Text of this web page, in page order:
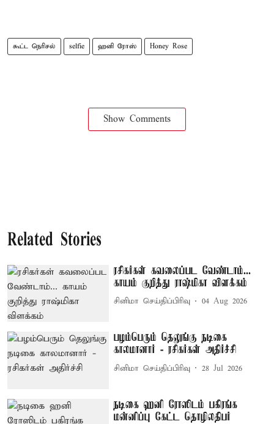
கூட்ட நெரிசல் selfie ஹனி ரோஸ் Honey Rose
Show Comments
Related Stories
ரசிகர்கள் கவலைப்பட வேண்டாம்...
காயம் குறித்து ராஷ்மிகா விளக்கம்
சினிமா செய்திப்பிரிவு 04 Aug 2026
பழம்பெரும் தெலுங்கு நடிகை
காலமானார் - ரசிகர்கள் அதிர்ச்சி
சினிமா செய்திப்பிரிவு 28 Jul 2026
நடிகை ஹனி ரோஸிடம் பகிரங்க
மன்னிப்பு கேட்ட தொழிலதிபர்